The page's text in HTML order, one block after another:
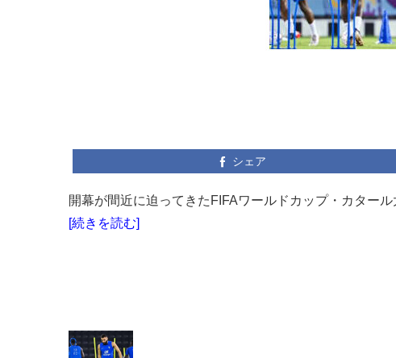
シェア
開幕が間近に迫ってきたFIFAワールドカップ・カター
[続きを読む]